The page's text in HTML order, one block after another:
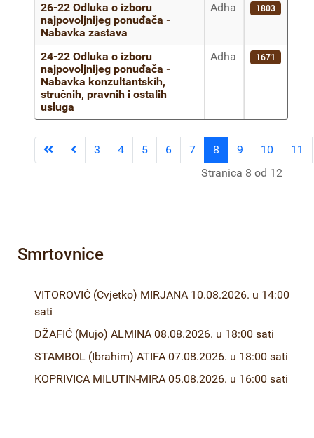
26-22 Odluka o izboru
najpovoljnijeg ponuđača -
Nabavka zastava
Adha 1803
24-22 Odluka o izboru
najpovoljnijeg ponuđača -
Nabavka konzultantskih,
stručnih, pravnih i ostalih
usluga
Adha 1671
Stranica 8 od 12
3 4 5 6 7 8 9 10 11
Smrtovnice
VITOROVIĆ (Cvjetko) MIRJANA 10.08.2026. u 14:00
sati
DŽAFIĆ (Mujo) ALMINA 08.08.2026. u 18:00 sati
STAMBOL (Ibrahim) ATIFA 07.08.2026. u 18:00 sati
KOPRIVICA MILUTIN-MIRA 05.08.2026. u 16:00 sati